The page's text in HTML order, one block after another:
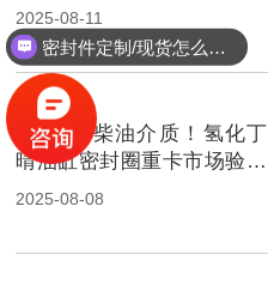
2025-08-11
抗150℃柴油介质！氢化丁
晴油缸密封圈重卡市场验证‌
！
2025-08-08